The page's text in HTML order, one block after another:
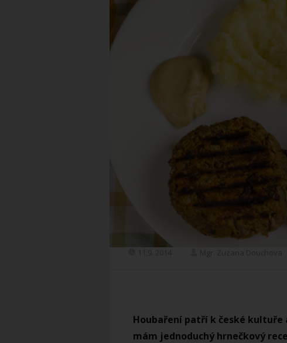
Houbaření patří k české kultuře
mám jednoduchý hrnečkový